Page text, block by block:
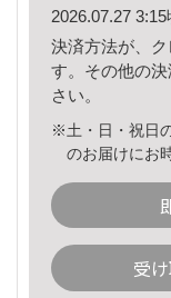
2026.07.27
決済方法が、
す。その他の
さい。
※土・日・祝日
のお届けにお
受